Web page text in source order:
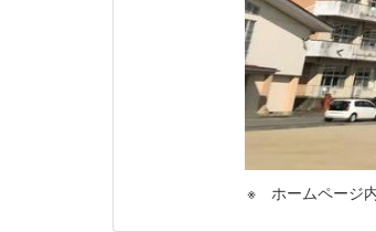
※ ホームページ内の情報の